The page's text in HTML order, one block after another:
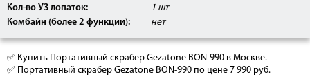
Кол-во УЗ лопаток:
1 шт
Комбайн (более 2 функции):
нет
✅ Купить Портативный скрабер Gezatone BON-990 в Москве.
✅ Портативный скрабер Gezatone BON-990 по цене 7 990 руб.